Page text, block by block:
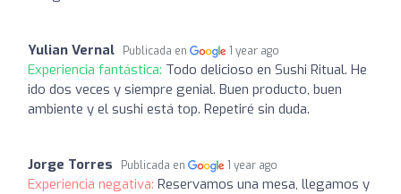
Yulian Vernal Publicada en 1 year ago
Experiencia fantástica: Todo delicioso en Sushi Ritual. He
ido dos veces y siempre genial. Buen producto, buen
ambiente y el sushi está top. Repetiré sin duda.
Jorge Torres Publicada en 1 year ago
Experiencia negativa: Reservamos una mesa, llegamos y